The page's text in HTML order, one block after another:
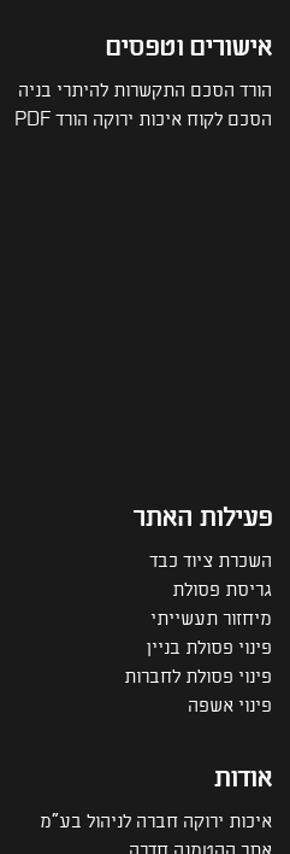
אישורים וטפסים
הורד הסכם התקשרות להיתרי בניה
הסכם לקוח איכות ירוקה הורד PDF
פעילות האתר
השכרת ציוד כבד
גריסת פסולת
מיחזור תעשייתי
פינוי פסולת בניין
פינוי פסולת לחברות
פינוי אשפה
אודות
איכות ירוקה חברה לניהול בע"מ